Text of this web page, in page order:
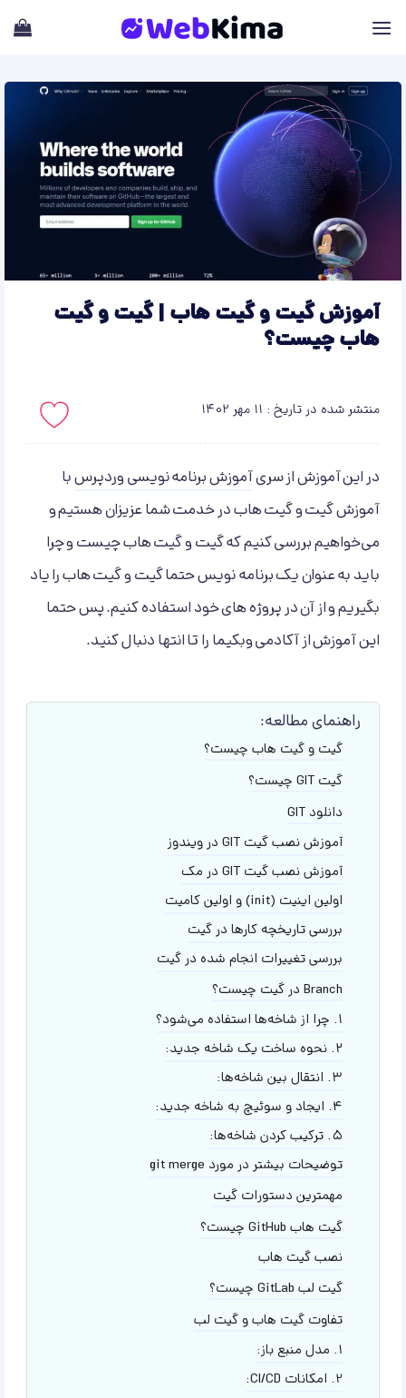
آموزش گیت و گیت هاب | گیت و گیت
هاب چیست؟
منتشر شده در تاریخ : 11 مهر 1402
در این آموزش از سریآموزش برنامه نویسی وردپرسبا
آموزش گیت و گیت هاب در خدمت شما عزیزان هستیم و
می‌خواهیم بررسی کنیم که گیت و گیت هاب چیست و چرا
باید به عنوان یک برنامه نویس حتما گیت و گیت هاب را یاد
بگیریم و از آن در پروژه های خود استفاده کنیم. پس حتما
این آموزش از آکادمی وبکیما را تا انتها دنبال کنید.
راهنمای مطالعه:
گیت و گیت هاب چیست؟
گیت GIT چیست؟
دانلود GIT
آموزش نصب گیت GIT در ویندوز
آموزش نصب گیت GIT در مک
اولین اینیت (init) و اولین کامیت
بررسی تاریخچه کارها در گیت
بررسی تغییرات انجام شده در گیت
Branch در گیت چیست؟
۱. چرا از شاخه‌ها استفاده می‌شود؟
۲. نحوه ساخت یک شاخه جدید:
۳. انتقال بین شاخه‌ها:
۴. ایجاد و سوئیچ به شاخه جدید:
۵. ترکیب کردن شاخه‌ها:
توضیحات بیشتر در مورد git merge
مهمترین دستورات گیت
گیت هاب GitHub چیست؟
نصب گیت هاب
گیت لب GitLab چیست؟
تفاوت گیت هاب و گیت لب
1. مدل منبع باز:
2. امکانات CI/CD: